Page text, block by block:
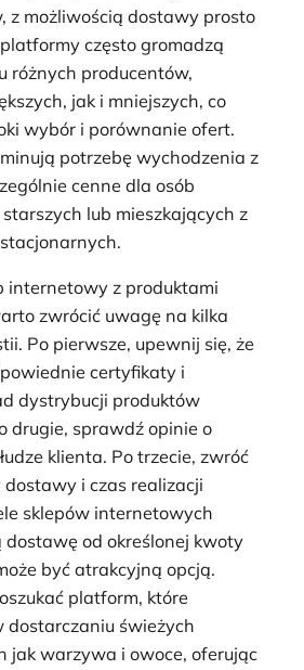
z możliwością dostawy prosto
często gromadzą
różnych producentów,
jak i mniejszych, co
wybór i porównanie ofert.
potrzebę wychodzenia z
cenne dla osób
lub mieszkających z
internetowy z produktami
zwrócić uwagę na kilka
Po pierwsze, upewnij się, że
certyfikaty i
dystrybucji produktów
drugie, sprawdź opinie o
klienta. Po trzecie, zwróć
i czas realizacji
sklepów internetowych
od określonej kwoty
być atrakcyjną opcją.
platform, które
dostarczaniu świeżych
jak warzywa i owoce, oferując